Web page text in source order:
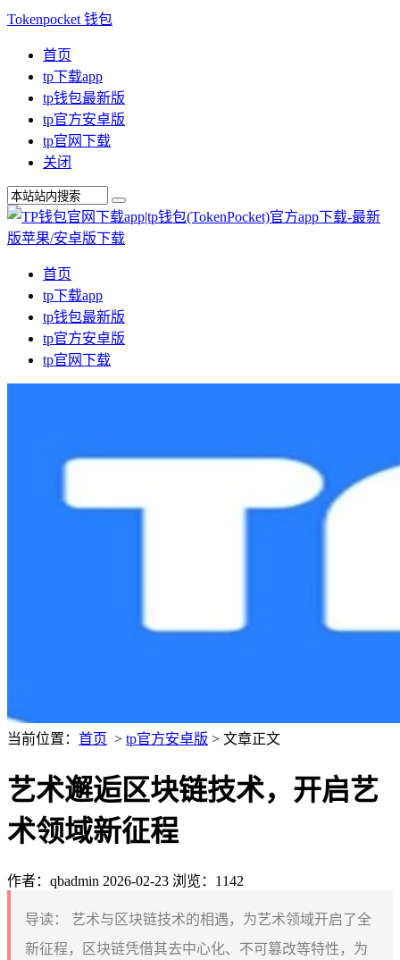
Tokenpocket 钱包
首页
tp下载app
tp钱包最新版
tp官方安卓版
tp官网下载
关闭
首页
tp下载app
tp钱包最新版
tp官方安卓版
tp官网下载
当前位置： 首页 > tp官方安卓版 > 文章正文
艺术邂逅区块链技术，开启艺
术领域新征程
作者：qbadmin 2026-02-23 浏览：1142
导读：
艺术与区块链技术的相遇，为艺术领域开启了全
新征程，区块链凭借其去中心化、不可篡改等特性，为